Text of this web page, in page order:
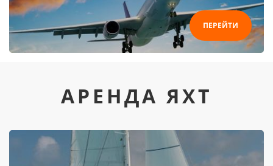
ПЕРЕЙТИ
АРЕНДА ЯХТ